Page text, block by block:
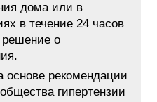
дома или в
в течение 24 часов
решение о
основе рекомендации
гипертензии